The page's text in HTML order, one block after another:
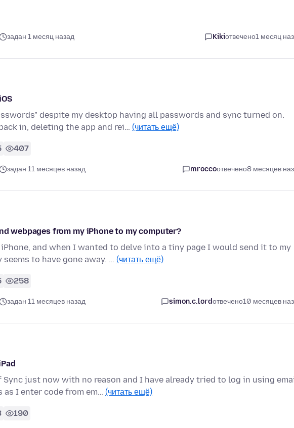
задан 1 месяц назад Kikiотвечено1 месяц
despite my desktop having all passwords and sync turned on.
in, deleting the app and rei… (читать ещё)
407
задан 11 месяцев назад mroccoотвечено8 месяцев
webpages from my iPhone to my computer?
and when I wanted to delve into a tiny page I would send it to my
to have gone away. … (читать ещё)
258
задан 11 месяцев назад simon.c.lordотвечено10 месяцев
just now with no reason and I have already tried to log in using
I enter code from em… (читать ещё)
190